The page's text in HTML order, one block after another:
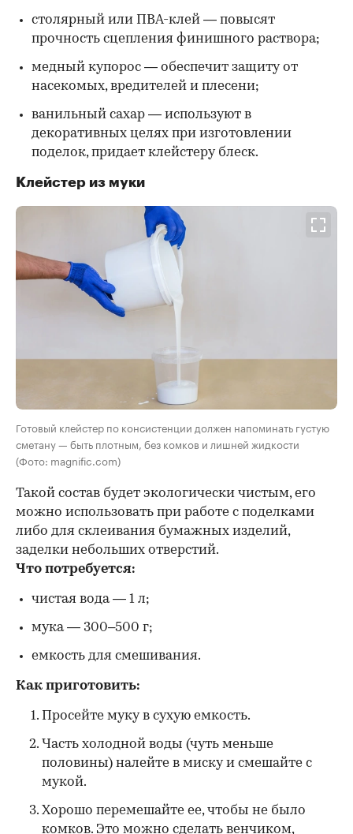
столярный или ПВА-клей — повысят
прочность сцепления финишного раствора;
медный купорос — обеспечит защиту от
насекомых, вредителей и плесени;
ванильный сахар — используют в
декоративных целях при изготовлении
поделок, придает клейстеру блеск.
Клейстер из муки
Готовый клейстер по консистенции должен напоминать густую
сметану — быть плотным, без комков и лишней жидкости
(Фото: magnific.com)
Такой состав будет экологически чистым, его
можно использовать при работе с поделками
либо для склеивания бумажных изделий,
заделки небольших отверстий.
Что потребуется:
чистая вода — 1 л;
мука — 300–500 г;
емкость для смешивания.
Как приготовить:
Просейте муку в сухую емкость.
Часть холодной воды (чуть меньше
половины) налейте в миску и смешайте с
мукой.
Хорошо перемешайте ее, чтобы не было
комков. Это можно сделать венчиком,